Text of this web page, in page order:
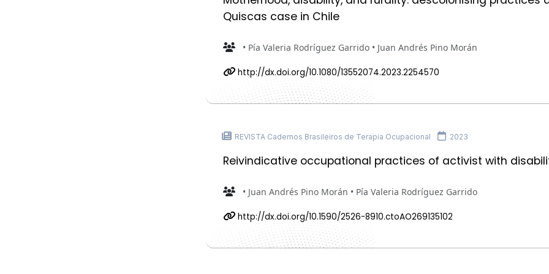
Quiscas case in Chile
• Pía Valeria Rodríguez Garrido • Juan Andrés Pino Morán
http://dx.doi.org/10.1080/13552074.2023.2254570
REVISTA Cadernos Brasileiros de Terapia Ocupacional 2023
Reivindicative occupational practices of activist with
• Juan Andrés Pino Morán • Pía Valeria Rodríguez Garrido
http://dx.doi.org/10.1590/2526-8910.ctoAO269135102